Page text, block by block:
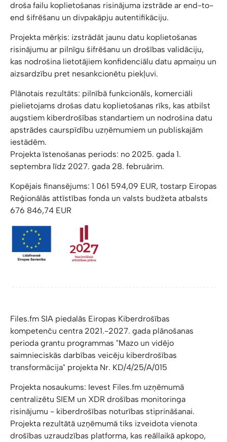
droša failu koplietošanas risinājuma izstrāde ar end-to-
end šifrēšanu un divpakāpju autentifikāciju.
Projekta mērķis: izstrādāt jaunu datu koplietošanas
risinājumu ar pilnīgu šifrēšanu un drošības validāciju,
kas nodrošina lietotājiem konfidenciālu datu apmaiņu un
aizsardzību pret nesankcionētu piekļuvi.
Plānotais rezultāts: pilnībā funkcionāls, komerciāli
pielietojams drošas datu koplietošanas rīks, kas atbilst
augstiem kiberdrošības standartiem un nodrošina datu
apstrādes caurspīdību uzņēmumiem un publiskajām
iestādēm.
Projekta īstenošanas periods: no 2025. gada 1.
septembra līdz 2027. gada 28. februārim.
Kopējais finansējums: 1 061 594,09 EUR, tostarp Eiropas
Reģionālās attīstības fonda un valsts budžeta atbalsts
676 846,74 EUR
Files.fm SIA piedalās Eiropas Kiberdrošības
kompetenču centra 2021.-2027. gada plānošanas
perioda grantu programmas "Mazo un vidējo
saimnieciskās darbības veicēju kiberdrošības
transformācija" projekta Nr. KD/4/25/A/015
Projekta nosaukums: Ievest Files.fm uzņēmumā
centralizētu SIEM un XDR drošības monitoringa
risinājumu - kiberdrošības noturības stiprināšanai.
Projekta rezultātā uzņēmumā tiks izveidota vienota
drošības uzraudzības platforma, kas reāllaikā apkopo,